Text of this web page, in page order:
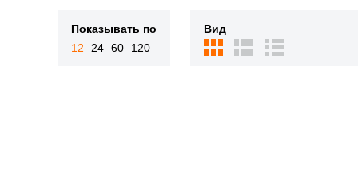
Показывать по
12
24 60 120
Вид